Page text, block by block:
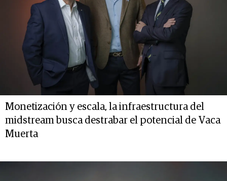
Monetización y escala, la infraestructura del
midstream busca destrabar el potencial de Vaca
Muerta